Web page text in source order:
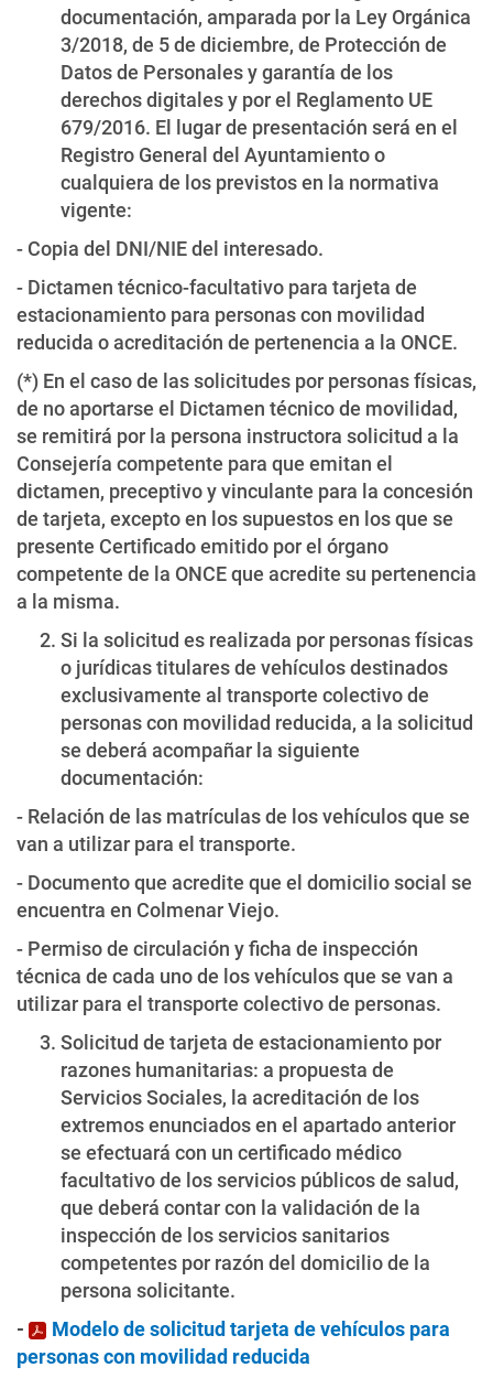
documentación, amparada por la Ley Orgánica
3/2018, de 5 de diciembre, de Protección de
Datos de Personales y garantía de los
derechos digitales y por el Reglamento UE
679/2016. El lugar de presentación será en el
Registro General del Ayuntamiento o
cualquiera de los previstos en la normativa
vigente:
- Copia del DNI/NIE del interesado.
- Dictamen técnico-facultativo para tarjeta de
estacionamiento para personas con movilidad
reducida o acreditación de pertenencia a la ONCE.
(*) En el caso de las solicitudes por personas físicas,
de no aportarse el Dictamen técnico de movilidad,
se remitirá por la persona instructora solicitud a la
Consejería competente para que emitan el
dictamen, preceptivo y vinculante para la concesión
de tarjeta, excepto en los supuestos en los que se
presente Certificado emitido por el órgano
competente de la ONCE que acredite su pertenencia
a la misma.
Si la solicitud es realizada por personas físicas
o jurídicas titulares de vehículos destinados
exclusivamente al transporte colectivo de
personas con movilidad reducida, a la solicitud
se deberá acompañar la siguiente
documentación:
- Relación de las matrículas de los vehículos que se
van a utilizar para el transporte.
- Documento que acredite que el domicilio social se
encuentra en Colmenar Viejo.
- Permiso de circulación y ficha de inspección
técnica de cada uno de los vehículos que se van a
utilizar para el transporte colectivo de personas.
Solicitud de tarjeta de estacionamiento por
razones humanitarias: a propuesta de
Servicios Sociales, la acreditación de los
extremos enunciados en el apartado anterior
se efectuará con un certificado médico
facultativo de los servicios públicos de salud,
que deberá contar con la validación de la
inspección de los servicios sanitarios
competentes por razón del domicilio de la
persona solicitante.
-
Modelo de solicitud tarjeta de vehículos para
personas con movilidad reducida